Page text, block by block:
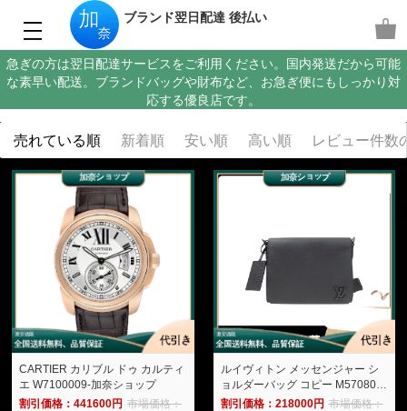
ブランド翌日配達 後払い
急ぎの方は翌日配達サービスをご利用ください。国内発送だから可能
な素早い配送。ブランドバッグや財布など、お急ぎ便にもしっかり対
応する優良店です。
売れている順 新着順 安い順 高い順 レビュー件数
CARTIER カリブル ドゥ カルティ
エ W7100009-加奈ショップ
割引価格：441600円 市場価格：
ルイヴィトン メッセンジャー シ
ョルダーバッグ コピー M57080-
加奈ショップ
割引価格：218000円 市場価格：